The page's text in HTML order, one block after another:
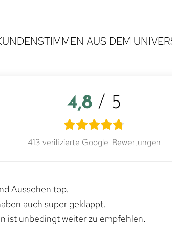
AUS DEM
4,8 / 5
413 verifizierte Google-Bewertungen
Aussehen top.
auch super geklappt.
ist unbedingt weiter zu empfehlen.